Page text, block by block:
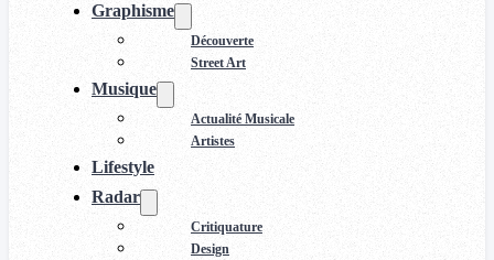
Graphisme
Découverte
Street Art
Musique
Actualité Musicale
Artistes
Lifestyle
Radar
Critiquature
Design